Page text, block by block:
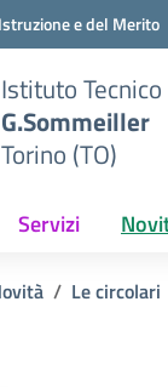
e del Merito
Istituto
G.Sommeiller
Torino (TO)
Servizi
Le circolari